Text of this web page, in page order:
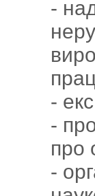
-
-
-
про
-